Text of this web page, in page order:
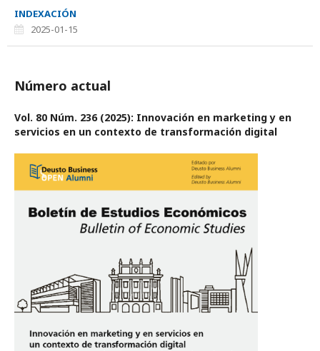
INDEXACIÓN
2025-01-15
Número actual
Vol. 80 Núm. 236 (2025): Innovación en marketing y en
servicios en un contexto de transformación digital